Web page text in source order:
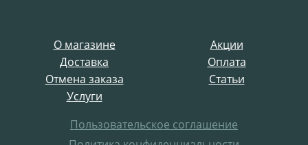
О магазине
Акции
Доставка
Оплата
Отмена заказа
Статьи
Услуги
Пользовательское соглашение